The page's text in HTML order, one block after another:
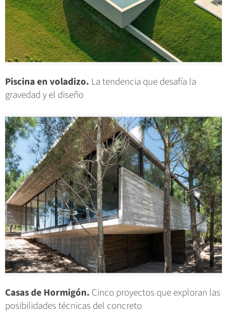
Piscina en voladizo. La tendencia que desafía la
gravedad y el diseño
Casas de Hormigón. Cinco proyectos que exploran las
posibilidades técnicas del concreto